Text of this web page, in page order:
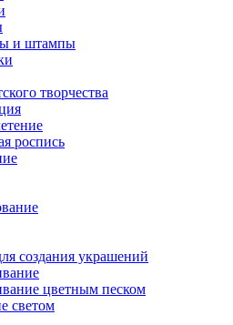
и штампы
творчества
роспись
создания украшений
цветным песком
светом